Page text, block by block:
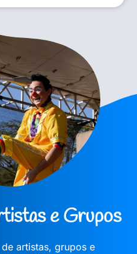
e Grupos
artistas, grupos e